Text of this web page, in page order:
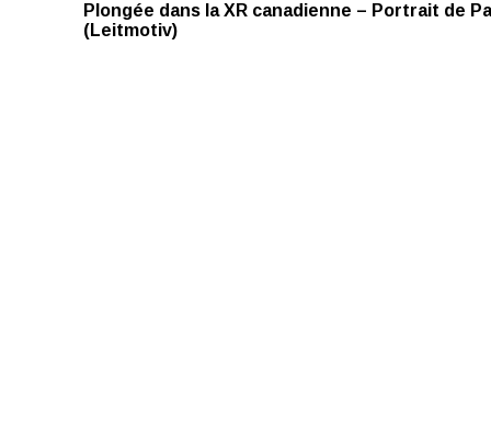
Plongée dans la XR canadienne – Portrait de
(Leitmotiv)